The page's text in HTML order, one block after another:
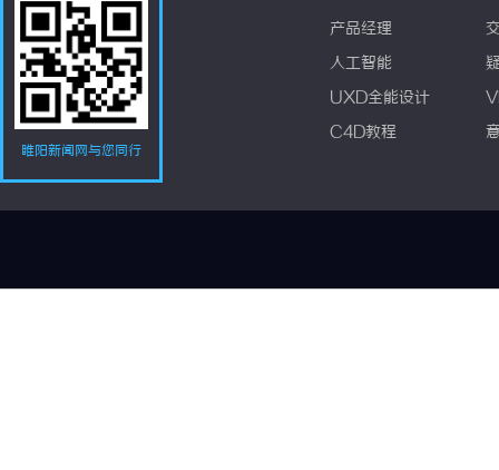
睢阳新闻网与您同行
产品经理
人工智能
UXD全能设计
C4D教程